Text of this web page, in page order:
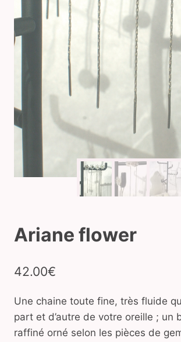
Ariane flower
42.00€
Une chaine toute fine, très fluide
part et d’autre de votre oreille ; un
raffiné orné selon les pièces de